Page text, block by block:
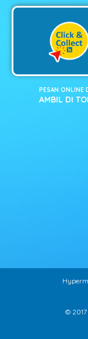
PESAN ONLINE
AMBIL DI
© 2017